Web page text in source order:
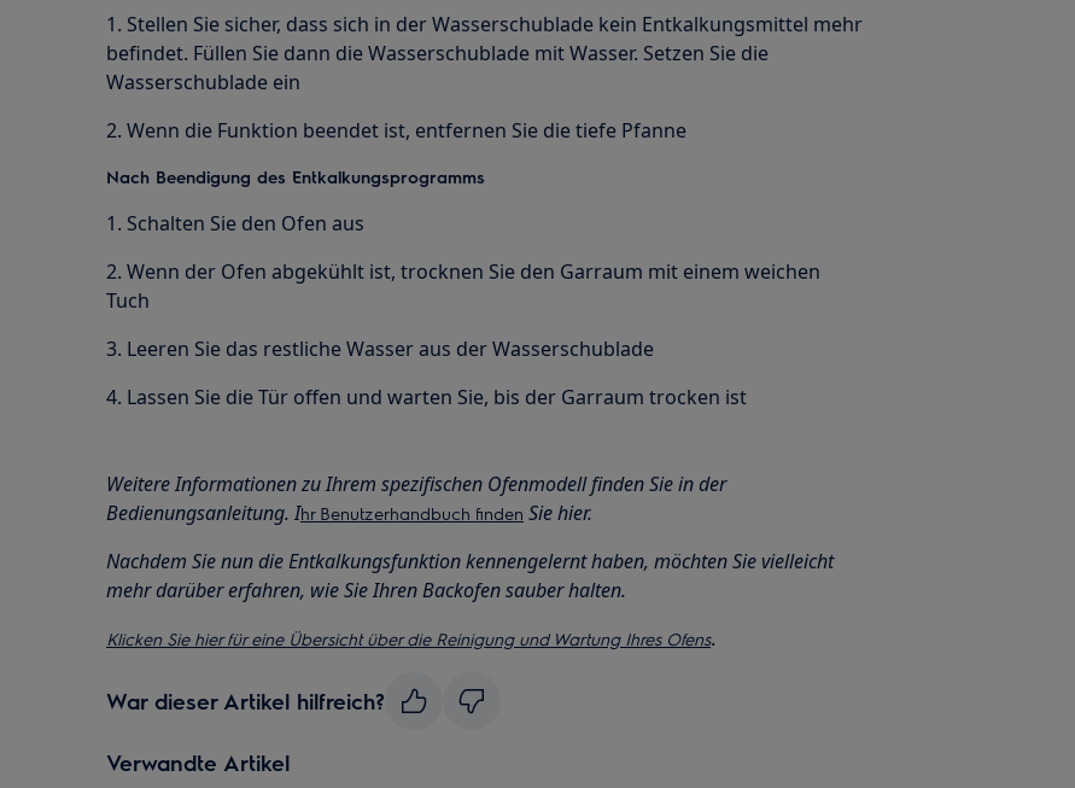
1. Stellen Sie sicher, dass sich in der Wasserschublade kein Entkalkungsmittel mehr
befindet. Füllen Sie dann die Wasserschublade mit Wasser. Setzen Sie die
Wasserschublade ein
2. Wenn die Funktion beendet ist, entfernen Sie die tiefe Pfanne
Nach Beendigung des Entkalkungsprogramms
1. Schalten Sie den Ofen aus
2. Wenn der Ofen abgekühlt ist, trocknen Sie den Garraum mit einem weichen
Tuch
3. Leeren Sie das restliche Wasser aus der Wasserschublade
4. Lassen Sie die Tür offen und warten Sie, bis der Garraum trocken ist
Weitere Informationen zu Ihrem spezifischen Ofenmodell finden Sie in der
Bedienungsanleitung. Ihr Benutzerhandbuch finden Sie hier.
Nachdem Sie nun die Entkalkungsfunktion kennengelernt haben, möchten Sie vielleicht
mehr darüber erfahren, wie Sie Ihren Backofen sauber halten.
Klicken Sie hier für eine Übersicht über die Reinigung und Wartung Ihres Ofens.
War dieser Artikel hilfreich?
Verwandte Artikel